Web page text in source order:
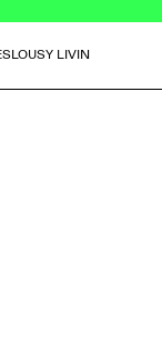
LOUSY LIVIN